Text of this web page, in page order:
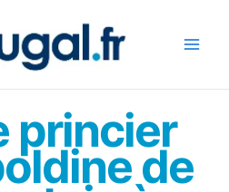
princier
de